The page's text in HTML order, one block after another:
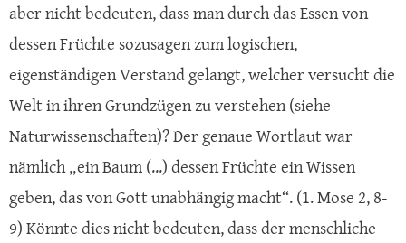
aber nicht bedeuten, dass man durch das Essen von
dessen Früchte sozusagen zum logischen,
eigenständigen Verstand gelangt, welcher versucht die
Welt in ihren Grundzügen zu verstehen (siehe
Naturwissenschaften)? Der genaue Wortlaut war
nämlich „ein Baum (...) dessen Früchte ein Wissen
geben, das von Gott unabhängig macht“. (1. Mose 2, 8-
9) Könnte dies nicht bedeuten, dass der menschliche